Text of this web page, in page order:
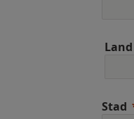
Land
Stad